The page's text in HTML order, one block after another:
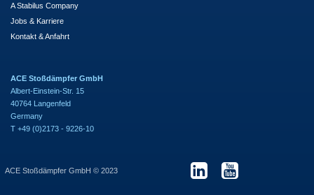
A Stabilus Company
Jobs & Karriere
Kontakt & Anfahrt
ACE Stoßdämpfer GmbH
Albert-Einstein-Str. 15
40764 Langenfeld
Germany
T +49 (0)2173 - 9226-10
ACE Stoßdämpfer GmbH © 2023